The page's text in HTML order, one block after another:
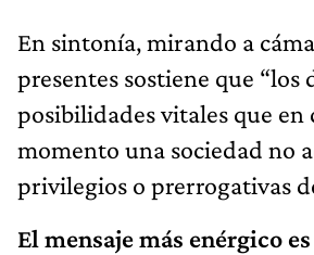
En sintonía, mirando a
presentes sostiene que “los
posibilidades vitales que
momento una sociedad no
privilegios o prerrogativas
El mensaje más enérgico